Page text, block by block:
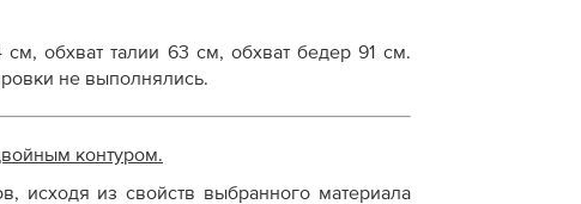
обхват талии 63 см, обхват бедер 91 см.
не выполнялись.
контуром.
исходя из свойств выбранного материала